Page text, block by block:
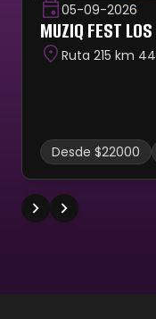
05-09-2026
MUZIQ FEST
Ruta 215 km
Desde $22000